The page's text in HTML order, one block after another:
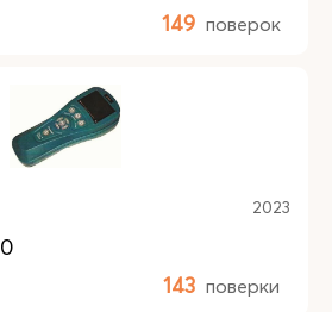
149 поверок
2023
143 поверки